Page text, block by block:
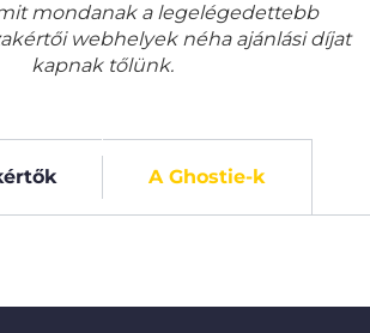
mondanak a legelégedettebb
webhelyek néha ajánlási díjat
kapnak tőlünk.
A Ghostie-k